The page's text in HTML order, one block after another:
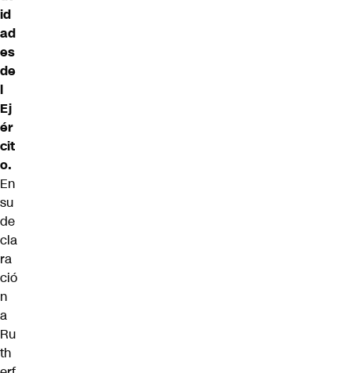
id
ad
es
de
l
Ej
ér
cit
o.
En
su
de
cla
ra
ció
n
a
Ru
th